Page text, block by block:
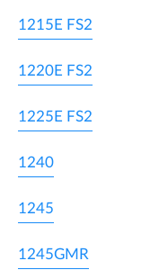
1215E FS2
1220E FS2
1225E FS2
1240
1245
1245GMR